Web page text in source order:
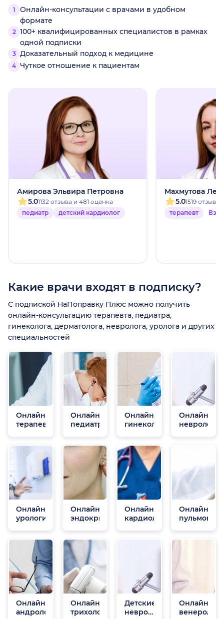
Онлайн-консультации с врачами в удобном
формате
100+ квалифицированных специалистов в рамках
одной подписки
Доказательный подход к медицине
Чуткое отношение к пациентам
Амирова Эльвира Петровна
5.01132 отзыва и 481 оценка
педиатр
детский кардиолог
Махмутова
5.01519
терапевт
Какие врачи входят в подписку?
С подпиской НаПоправку Плюс можно получить
онлайн-консультацию терапевта, педиатра,
гинеколога, дерматолога, невролога, уролога и других
специальностей
Онлайн
терапевты
Онлайн
педиатры
Онлайн
гинекологи
Онлайн
неврологи
Онлайн
урологи
Онлайн
эндокринологи
Онлайн
кардиологи
Онлайн
Онлайн
андрологи
Онлайн
трихологи
Детские
неврологи
Онлайн
венерологи